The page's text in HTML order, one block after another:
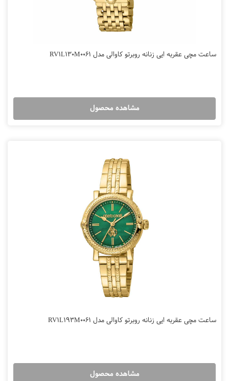
ساعت مچی عقربه ایی زنانه روبرتو کاوالی مدل RV1L130M0061
مشاهده محصول
ساعت مچی عقربه ایی زنانه روبرتو کاوالی مدل RV1L193M0061
مشاهده محصول